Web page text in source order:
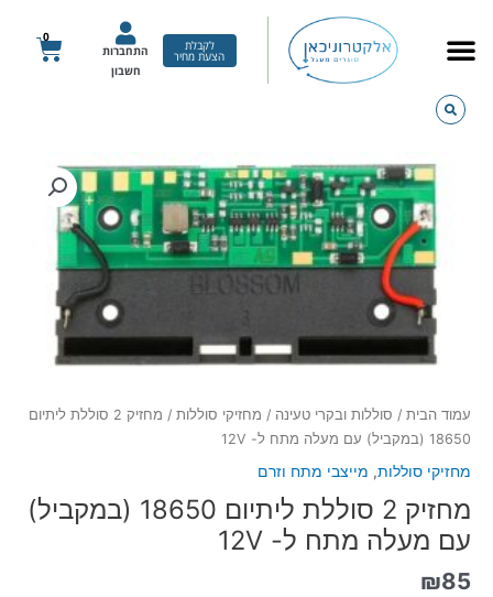
לקבלת
הצעת מחיר
התחברות
חשבון
0
עגלת
עמוד הבית / סוללות ובקרי טעינה / מחזיקי סוללות
/ מחזיק 2 סוללת ליתיום
18650 (במקביל) עם מעלה מתח ל- 12V
מחזיקי סוללות, מייצבי מתח וזרם
מחזיק 2 סוללת ליתיום 18650 (במקביל)
עם מעלה מתח ל- 12V
₪85
מחזיק
סוללת
ליתיום
18650
(במקביל)
ל-